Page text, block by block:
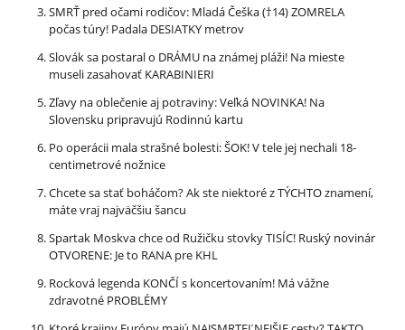
SMRŤ pred očami rodičov: Mladá Češka (†14) ZOMRELA
počas túry! Padala DESIATKY metrov
Slovák sa postaral o DRÁMU na známej pláži! Na mieste
museli zasahovať KARABINIERI
Zľavy na oblečenie aj potraviny: Veľká NOVINKA! Na
Slovensku pripravujú Rodinnú kartu
Po operácii mala strašné bolesti: ŠOK! V tele jej nechali 18-
centimetrové nožnice
Chcete sa stať boháčom? Ak ste niektoré z TÝCHTO znamení,
máte vraj najväčšiu šancu
Spartak Moskva chce od Ružičku stovky TISÍC! Ruský novinár
OTVORENE: Je to RANA pre KHL
Rocková legenda KONČÍ s koncertovaním! Má vážne
zdravotné PROBLÉMY